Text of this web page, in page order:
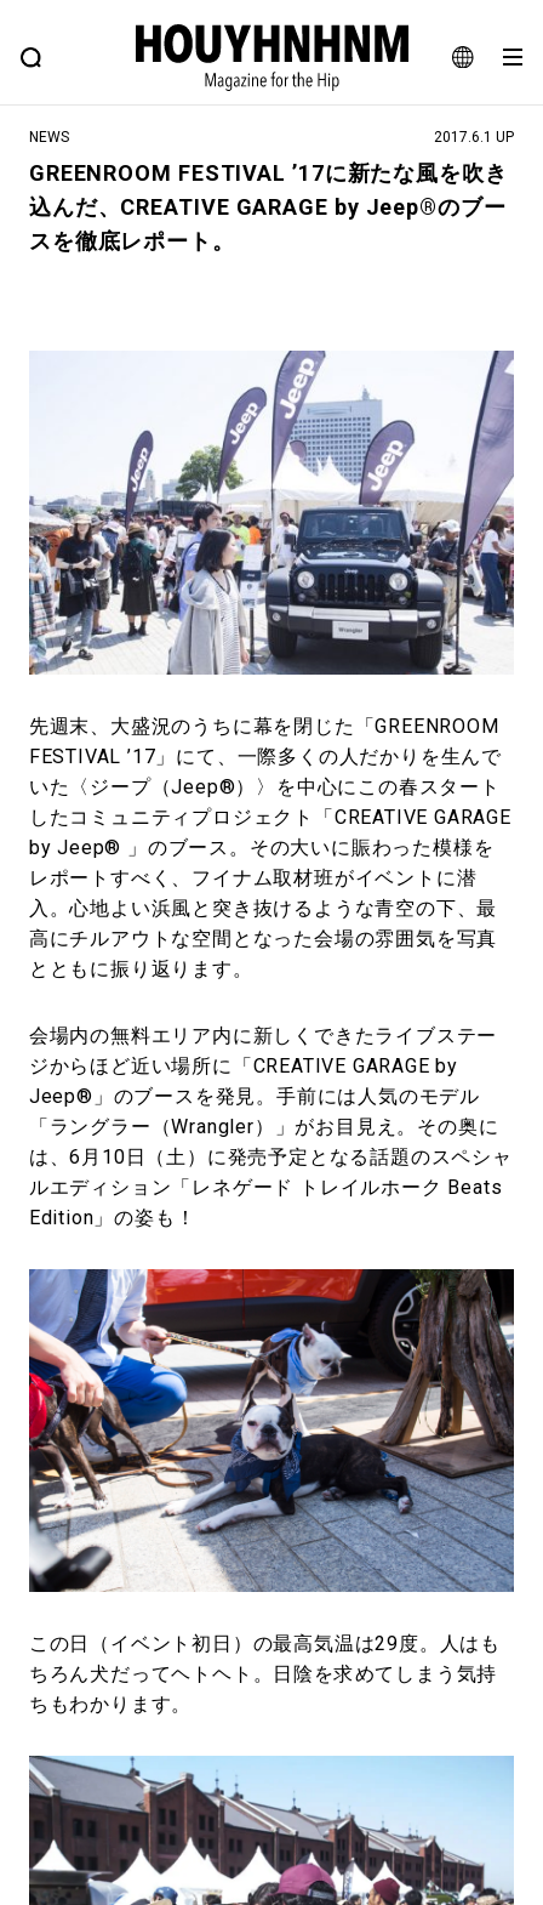
JA
EN
FEATURE BLOG SNAP
ヒップなファッション、カルチャー、ライフスタイルWEBマガジン
#注目のタグ
#マイナーグッド図鑑
#MONTHLY JOURNAL
#GH 銘品の所以 #フイナムのYouTube
#Commune H #FOCUS IT #AH.H
#ととけん #FASHION #MUSIC #MOVIE
#LIFESTYLE #SNEAKER #OUTDOOR
#SPORTS #HANDSOME HANDBOOK
NEWS 2017.6.1 UP
GREENROOM FESTIVAL ’17に新たな風を吹き
込んだ、CREATIVE GARAGE by Jeep®のブー
スを徹底レポート。
先週末、大盛況のうちに幕を閉じた「GREENROOM
FESTIVAL ’17」にて、一際多くの人だかりを生んで
いた〈ジープ（Jeep®）〉を中心にこの春スタート
したコミュニティプロジェクト「CREATIVE GARAGE
by Jeep® 」のブース。その大いに賑わった模様を
レポートすべく、フイナム取材班がイベントに潜
入。心地よい浜風と突き抜けるような青空の下、最
高にチルアウトな空間となった会場の雰囲気を写真
とともに振り返ります。
会場内の無料エリア内に新しくできたライブステー
ジからほど近い場所に「CREATIVE GARAGE by
Jeep®」のブースを発見。手前には人気のモデル
「ラングラー（Wrangler）」がお目見え。その奥に
は、6月10日（土）に発売予定となる話題のスペシャ
ルエディション「レネゲード トレイルホーク Beats
Edition」の姿も！
この日（イベント初日）の最高気温は29度。人はも
ちろん犬だってヘトヘト。日陰を求めてしまう気持
ちもわかります。